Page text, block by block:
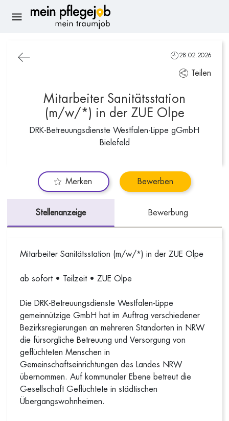
Mitarbeiter Sanitätsstation
(m/w/*) in der ZUE Olpe
DRK-Betreuungsdienste Westfalen-Lippe gGmbH
Bielefeld
28.02.2026
Teilen
Merken Bewerben
Stellenanzeige Bewerbung
Mitarbeiter Sanitätsstation (m/w/*) in der ZUE Olpe
ab sofort • Teilzeit • ZUE Olpe
Die DRK-Betreuungsdienste Westfalen-Lippe
gemeinnützige GmbH hat im Auftrag verschiedener
Bezirksregierungen an mehreren Standorten in NRW
die fürsorgliche Betreuung und Versorgung von
geflüchteten Menschen in
Gemeinschaftseinrichtungen des Landes NRW
übernommen. Auf kommunaler Ebene betreut die
Gesellschaft Geflüchtete in städtischen
Übergangswohnheimen.